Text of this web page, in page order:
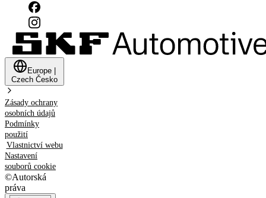
Europe
Czech Česko
Zásady ochrany
osobních údajů
Podmínky
použití
Vlastnictví webu
Nastavení
souborů cookie
©Autorská
práva